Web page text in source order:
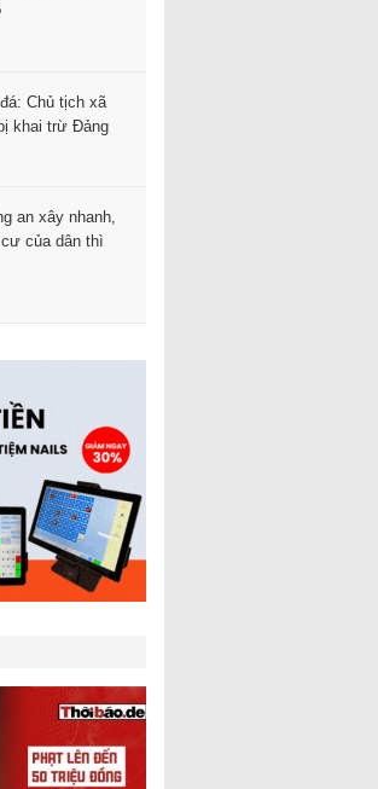
Chủ tịch xã
khai trừ Đảng
an xây nhanh,
của dân thì